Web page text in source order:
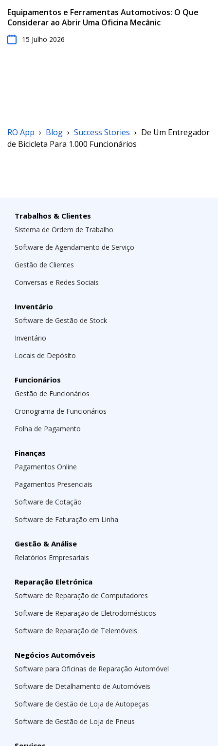
Equipamentos e Ferramentas Automotivos: O Que
Considerar ao Abrir Uma Oficina Mecânic
15 Julho 2026
RO App › Blog › Success Stories › De Um Entregador
de Bicicleta Para 1.000 Funcionários
Trabalhos & Clientes
Sistema de Ordem de Trabalho
Software de Agendamento de Serviço
Gestão de Clientes
Conversas e Redes Sociais
Inventário
Software de Gestão de Stock
Inventário
Locais de Depósito
Funcionários
Gestão de Funcionários
Cronograma de Funcionários
Folha de Pagamento
Finanças
Pagamentos Online
Pagamentos Presenciais
Software de Cotação
Software de Faturação em Linha
Gestão & Análise
Relatórios Empresariais
Reparação Eletrónica
Software de Reparação de Computadores
Software de Reparação de Eletrodomésticos
Software de Reparação de Telemóveis
Negócios Automóveis
Software para Oficinas de Reparação Automóvel
Software de Detalhamento de Automóveis
Software de Gestão de Loja de Autopeças
Software de Gestão de Loja de Pneus